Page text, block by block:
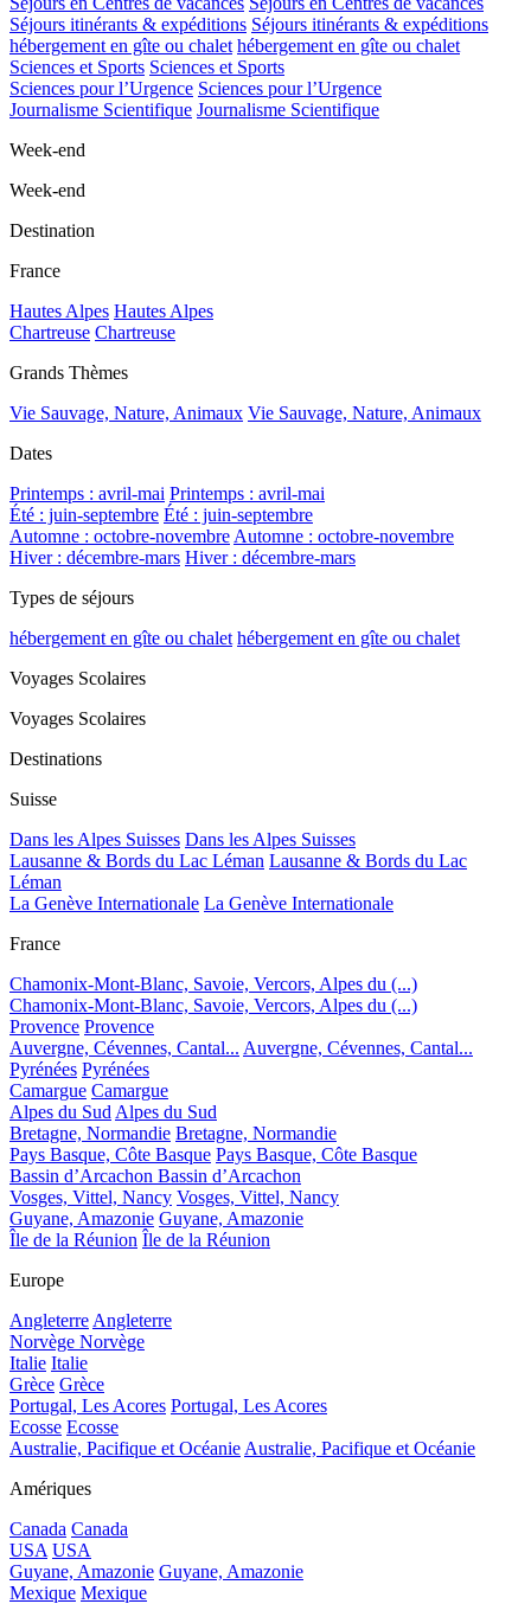
Séjours itinérants & expéditions Séjours itinérants & expéditions
hébergement en gîte ou chalet hébergement en gîte ou chalet
Sciences et Sports Sciences et Sports
Sciences pour l’Urgence Sciences pour l’Urgence
Journalisme Scientifique Journalisme Scientifique
Week-end
Week-end
Destination
France
Hautes Alpes Hautes Alpes
Chartreuse Chartreuse
Grands Thèmes
Vie Sauvage, Nature, Animaux Vie Sauvage, Nature, Animaux
Dates
Printemps : avril-mai Printemps : avril-mai
Été : juin-septembre Été : juin-septembre
Automne : octobre-novembre Automne : octobre-novembre
Hiver : décembre-mars Hiver : décembre-mars
Types de séjours
hébergement en gîte ou chalet hébergement en gîte ou chalet
Voyages Scolaires
Voyages Scolaires
Destinations
Suisse
Dans les Alpes Suisses Dans les Alpes Suisses
Lausanne & Bords du Lac Léman Lausanne & Bords du Lac
Léman
La Genève Internationale La Genève Internationale
France
Chamonix-Mont-Blanc, Savoie, Vercors, Alpes du (...)
Chamonix-Mont-Blanc, Savoie, Vercors, Alpes du (...)
Provence Provence
Auvergne, Cévennes, Cantal... Auvergne, Cévennes, Cantal...
Pyrénées Pyrénées
Camargue Camargue
Alpes du Sud Alpes du Sud
Bretagne, Normandie Bretagne, Normandie
Pays Basque, Côte Basque Pays Basque, Côte Basque
Bassin d’Arcachon Bassin d’Arcachon
Vosges, Vittel, Nancy Vosges, Vittel, Nancy
Guyane, Amazonie Guyane, Amazonie
Île de la Réunion Île de la Réunion
Europe
Angleterre Angleterre
Norvège Norvège
Italie Italie
Grèce Grèce
Portugal, Les Acores Portugal, Les Acores
Ecosse Ecosse
Australie, Pacifique et Océanie Australie, Pacifique et Océanie
Amériques
Canada Canada
USA USA
Guyane, Amazonie Guyane, Amazonie
Mexique Mexique